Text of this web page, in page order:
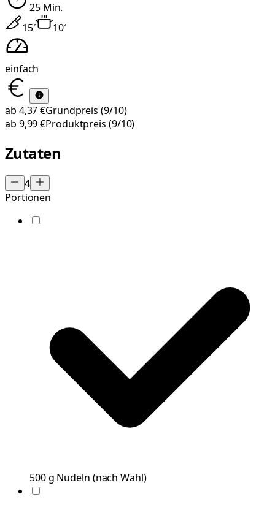
25Min.
15′ 10′
einfach
ab 4,37 €Grundpreis (9/10)
ab 9,99 €Produktpreis (9/10)
Zutaten
4
Portionen
500g Nudeln (nach Wahl)